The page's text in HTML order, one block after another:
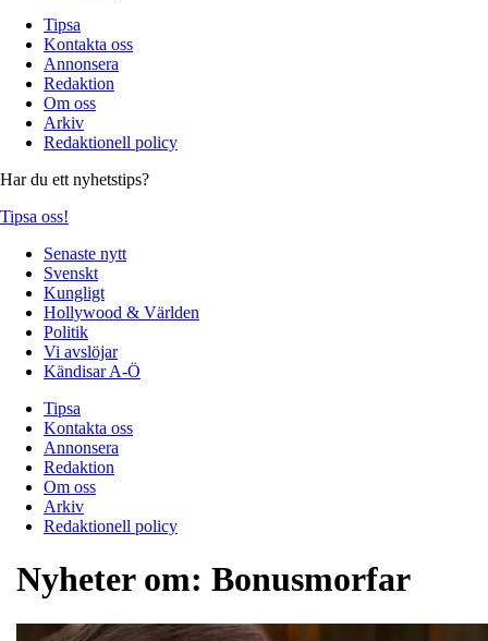
Tipsa
Kontakta oss
Annonsera
Redaktion
Om oss
Arkiv
Redaktionell policy
Har du ett nyhetstips?
Tipsa oss!
Senaste nytt
Svenskt
Kungligt
Hollywood & Världen
Politik
Vi avslöjar
Kändisar A-Ö
Tipsa
Kontakta oss
Annonsera
Redaktion
Om oss
Arkiv
Redaktionell policy
Nyheter om: Bonusmorfar